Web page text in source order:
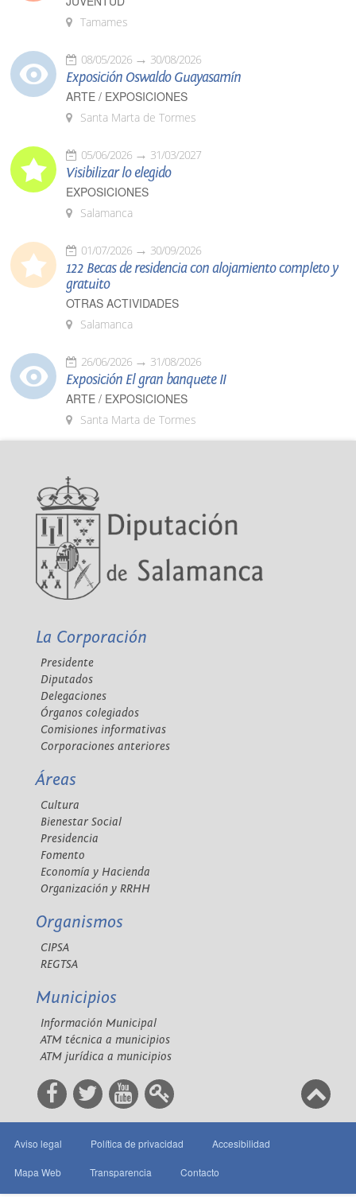
Tamames
08/05/2026 30/08/2026
Exposición Oswaldo Guayasamín
ARTE / EXPOSICIONES
Santa Marta de Tormes
05/06/2026 31/03/2027
Visibilizar lo elegido
EXPOSICIONES
Salamanca
01/07/2026 30/09/2026
122 Becas de residencia con alojamiento completo y
gratuito
OTRAS ACTIVIDADES
Salamanca
26/06/2026 31/08/2026
Exposición El gran banquete II
ARTE / EXPOSICIONES
Santa Marta de Tormes
La Corporación
Presidente
Diputados
Delegaciones
Órganos colegiados
Comisiones informativas
Corporaciones anteriores
Áreas
Cultura
Bienestar Social
Presidencia
Fomento
Economía y Hacienda
Organización y RRHH
Organismos
CIPSA
REGTSA
Municipios
Información Municipal
ATM técnica a municipios
ATM jurídica a municipios
Aviso legal Política de privacidad Accesibilidad
Mapa Web Transparencia Contacto